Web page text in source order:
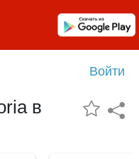
Войти
в